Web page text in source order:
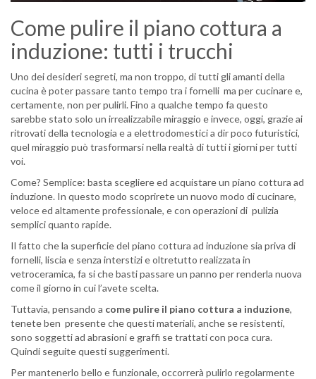
Come pulire il piano cottura a
induzione: tutti i trucchi
Uno dei desideri segreti, ma non troppo, di tutti gli amanti della
cucina è poter passare tanto tempo tra i fornelli ma per cucinare e,
certamente, non per pulirli. Fino a qualche tempo fa questo
sarebbe stato solo un irrealizzabile miraggio e invece, oggi, grazie ai
ritrovati della tecnologia e a elettrodomestici a dir poco futuristici,
quel miraggio può trasformarsi nella realtà di tutti i giorni per tutti
voi.
Come? Semplice: basta scegliere ed acquistare un piano cottura ad
induzione. In questo modo scoprirete un nuovo modo di cucinare,
veloce ed altamente professionale, e con operazioni di pulizia
semplici quanto rapide.
Il fatto che la superficie del piano cottura ad induzione sia priva di
fornelli, liscia e senza interstizi e oltretutto realizzata in
vetroceramica, fa si che basti passare un panno per renderla nuova
come il giorno in cui l’avete scelta.
Tuttavia, pensando a come pulire il piano cottura a induzione,
tenete ben presente che questi materiali, anche se resistenti,
sono soggetti ad abrasioni e graffi se trattati con poca cura.
Quindi seguite questi suggerimenti.
Per mantenerlo bello e funzionale, occorrerà pulirlo regolarmente